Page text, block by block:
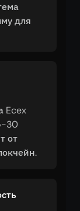
для
Ecex
30
от